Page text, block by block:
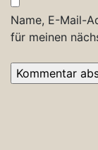
Name, E-Mail-
für meinen